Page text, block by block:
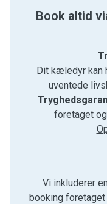
Book altid
Dit kæledyr kan
uventede
foretaget
Vi inkluderer
booking